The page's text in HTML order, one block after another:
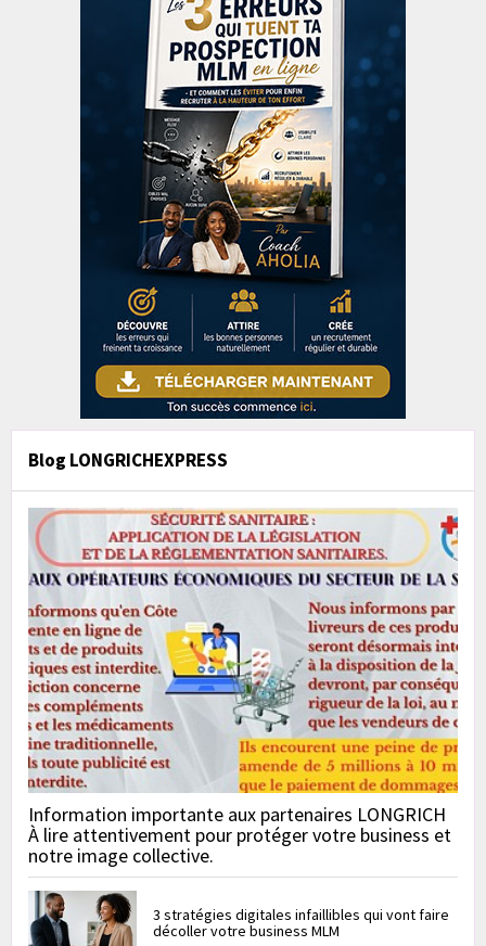
Blog LONGRICHEXPRESS
Information importante aux partenaires LONGRICH
À lire attentivement pour protéger votre business et
notre image collective.
3 stratégies digitales infaillibles qui vont faire
décoller votre business MLM